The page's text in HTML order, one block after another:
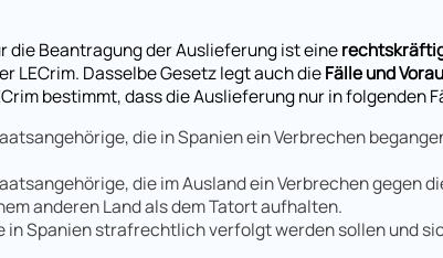
die Beantragung der Auslieferung ist eine
LECrim. Dasselbe Gesetz legt auch dieFälle und
bestimmt, dass die Auslieferung nur in folgenden
die in Spanien ein Verbrechen
die im Ausland ein Verbrechen gegen
anderen Land als dem Tatort aufhalten.
in Spanien strafrechtlich verfolgt werden sollen und